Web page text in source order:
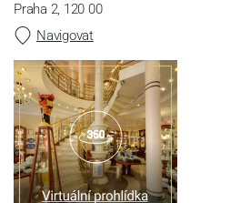
Praha 2, 120 00
Navigovat